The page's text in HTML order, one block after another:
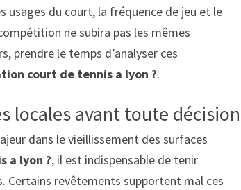
usages du court, la fréquence de jeu et le
ne subira pas les mêmes
prendre le temps d’analyser ces
court de tennis a lyon ?.
locales avant toute décision
dans le vieillissement des surfaces
a lyon ?, il est indispensable de tenir
Certains revêtements supportent mal ces